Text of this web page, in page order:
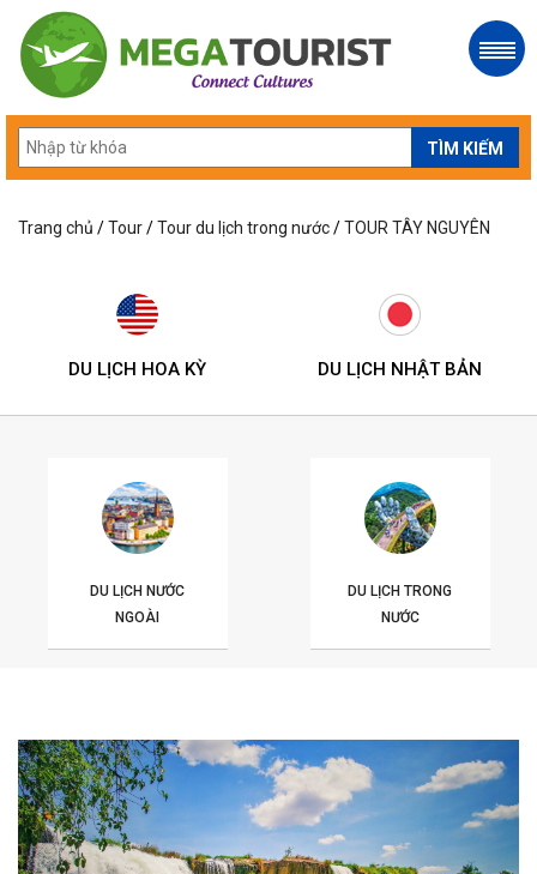
Trang chủ /Tour/Tour du lịch trong nước/TOUR TÂY NGUYÊN
DU LỊCH HOA KỲ DU LỊCH NHẬT BẢN
DU LỊCH NƯỚC
NGOÀI
DU LỊCH TRONG
NƯỚC